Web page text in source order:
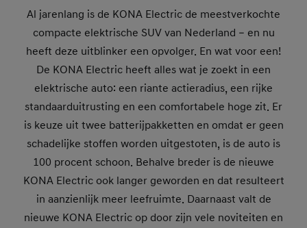
Al jarenlang is de KONA Electric de meestverkochte
compacte elektrische SUV van Nederland – en nu
heeft deze uitblinker een opvolger. En wat voor een!
De KONA Electric heeft alles wat je zoekt in een
elektrische auto: een riante actieradius, een rijke
standaarduitrusting en een comfortabele hoge zit. Er
is keuze uit twee batterijpakketten en omdat er geen
schadelijke stoffen worden uitgestoten, is de auto is
100 procent schoon. Behalve breder is de nieuwe
KONA Electric ook langer geworden en dat resulteert
in aanzienlijk meer leefruimte. Daarnaast valt de
nieuwe KONA Electric op door zijn vele noviteiten en